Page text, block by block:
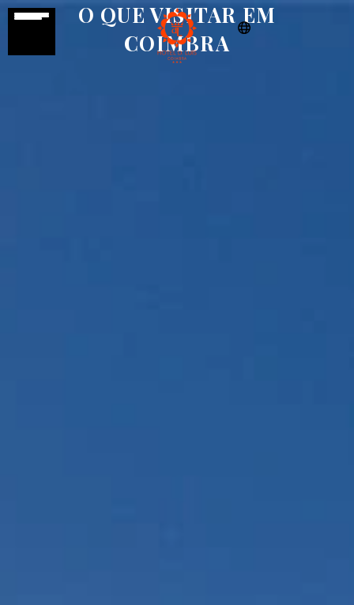
O QUE VISITAR EM
COIMBRA